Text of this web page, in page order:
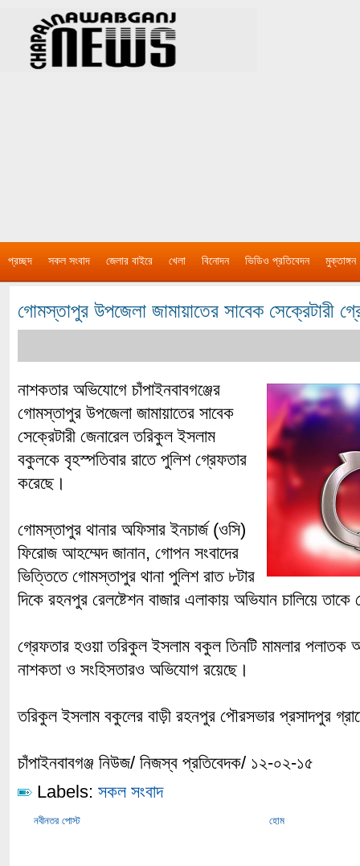
প্রচ্ছদ সকল সংবাদ জেলার বাইরে খেলা বিনোদন ভিডিও প্রতিবেদন মুক্তাঙ্গন
গোমস্তাপুর উপজেলা জামায়াতের সাবেক সেক্রেটারী
নাশকতার অভিযোগে চাঁপাইনবাবগঞ্জের
গোমস্তাপুর উপজেলা জামায়াতের সাবেক
সেক্রেটারী জেনারেল তরিকুল ইসলাম
বকুলকে বৃহস্পতিবার রাতে পুলিশ গ্রেফতার
করেছে।
গোমস্তাপুর থানার অফিসার ইনচার্জ (ওসি)
ফিরোজ আহম্মেদ জানান, গোপন সংবাদের
ভিত্তিতে গোমস্তাপুর থানা পুলিশ রাত ৮টার
দিকে রহনপুর রেলষ্টেশন বাজার এলাকায় অভিযান চালিয়ে
গ্রেফতার হওয়া তরিকুল ইসলাম বকুল তিনটি মামলার পলাতক
নাশকতা ও সংহিসতারও অভিযোগ রয়েছে।
তরিকুল ইসলাম বকুলের বাড়ী রহনপুর পৌরসভার প্রসাদপুর
চাঁপাইনবাবগঞ্জ নিউজ/ নিজস্ব প্রতিবেদক/ ১২-০২-১৫
Labels: সকল সংবাদ
নবীনতর পোস্ট হোম